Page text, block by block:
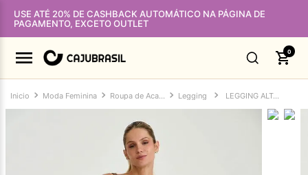
USE ATÉ 20% DE CASHBACK AUTOMÁTICO NA PÁGINA DE
PAGAMENTO, EXCETO OUTLET
0
Moda Feminina Roupa de Academia Feminina Legging LEGGING ALTA COBERTURA CLÁSSICA MARROM MASCAVO